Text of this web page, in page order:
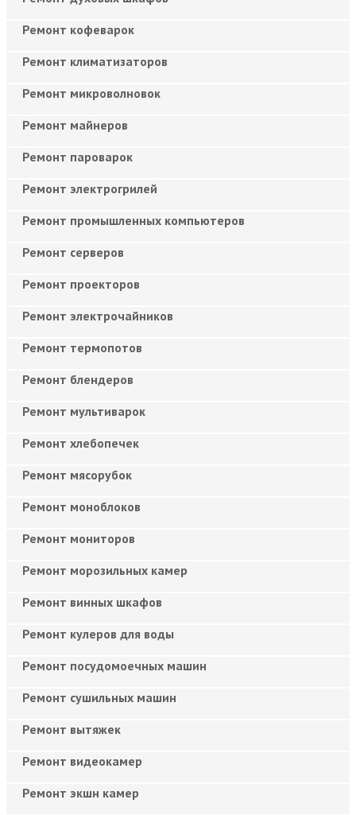
Ремонт кофеварок
Ремонт климатизаторов
Ремонт микроволновок
Ремонт майнеров
Ремонт пароварок
Ремонт электрогрилей
Ремонт промышленных компьютеров
Ремонт серверов
Ремонт проекторов
Ремонт электрочайников
Ремонт термопотов
Ремонт блендеров
Ремонт мультиварок
Ремонт хлебопечек
Ремонт мясорубок
Ремонт моноблоков
Ремонт мониторов
Ремонт морозильных камер
Ремонт винных шкафов
Ремонт кулеров для воды
Ремонт посудомоечных машин
Ремонт сушильных машин
Ремонт вытяжек
Ремонт видеокамер
Ремонт экшн камер